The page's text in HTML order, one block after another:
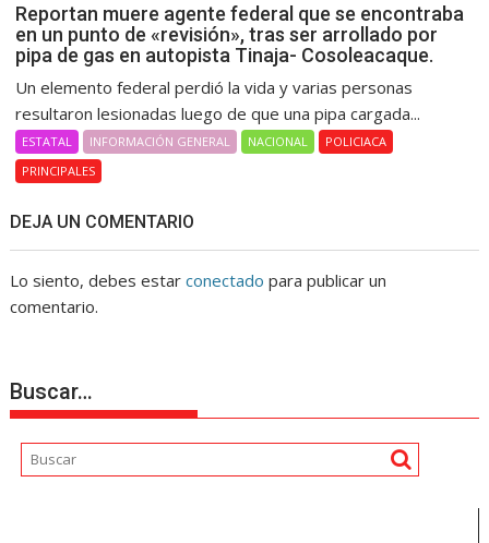
Reportan muere agente federal que se encontraba
en un punto de «revisión», tras ser arrollado por
pipa de gas en autopista Tinaja- Cosoleacaque.
Un elemento federal perdió la vida y varias personas
resultaron lesionadas luego de que una pipa cargada...
ESTATAL INFORMACIÓN GENERAL NACIONAL
POLICIACA
PRINCIPALES
DEJA UN COMENTARIO
Lo siento, debes estarconectado para publicar un
comentario.
Buscar…